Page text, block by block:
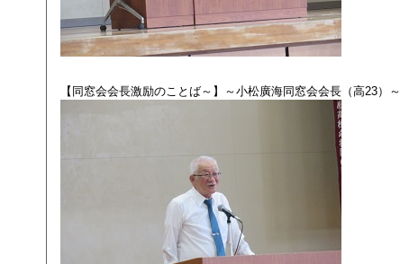
【同窓会会長激励のことば～】～小松廣海同窓会会長（高23）～